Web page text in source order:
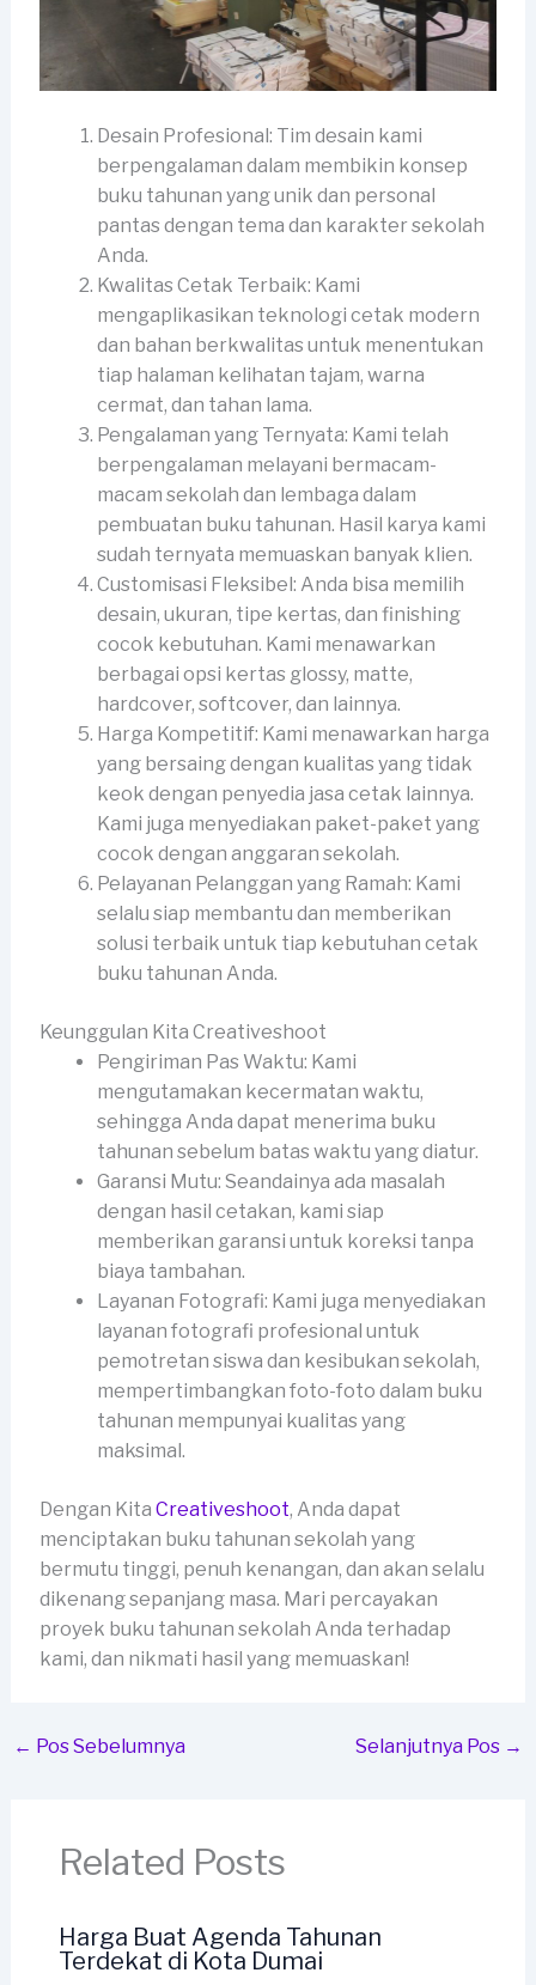
Desain Profesional: Tim desain kami
berpengalaman dalam membikin konsep
buku tahunan yang unik dan personal
pantas dengan tema dan karakter sekolah
Anda.
Kwalitas Cetak Terbaik: Kami
mengaplikasikan teknologi cetak modern
dan bahan berkwalitas untuk menentukan
tiap halaman kelihatan tajam, warna
cermat, dan tahan lama.
Pengalaman yang Ternyata: Kami telah
berpengalaman melayani bermacam-
macam sekolah dan lembaga dalam
pembuatan buku tahunan. Hasil karya kami
sudah ternyata memuaskan banyak klien.
Customisasi Fleksibel: Anda bisa memilih
desain, ukuran, tipe kertas, dan finishing
cocok kebutuhan. Kami menawarkan
berbagai opsi kertas glossy, matte,
hardcover, softcover, dan lainnya.
Harga Kompetitif: Kami menawarkan harga
yang bersaing dengan kualitas yang tidak
keok dengan penyedia jasa cetak lainnya.
Kami juga menyediakan paket-paket yang
cocok dengan anggaran sekolah.
Pelayanan Pelanggan yang Ramah: Kami
selalu siap membantu dan memberikan
solusi terbaik untuk tiap kebutuhan cetak
buku tahunan Anda.
Keunggulan Kita Creativeshoot
Pengiriman Pas Waktu: Kami
mengutamakan kecermatan waktu,
sehingga Anda dapat menerima buku
tahunan sebelum batas waktu yang diatur.
Garansi Mutu: Seandainya ada masalah
dengan hasil cetakan, kami siap
memberikan garansi untuk koreksi tanpa
biaya tambahan.
Layanan Fotografi: Kami juga menyediakan
layanan fotografi profesional untuk
pemotretan siswa dan kesibukan sekolah,
mempertimbangkan foto-foto dalam buku
tahunan mempunyai kualitas yang
maksimal.
Dengan Kita Creativeshoot, Anda dapat
menciptakan buku tahunan sekolah yang
bermutu tinggi, penuh kenangan, dan akan selalu
dikenang sepanjang masa. Mari percayakan
proyek buku tahunan sekolah Anda terhadap
kami, dan nikmati hasil yang memuaskan!
← Pos Sebelumnya Selanjutnya Pos →
Related Posts
Harga Buat Agenda Tahunan
Terdekat di Kota Dumai